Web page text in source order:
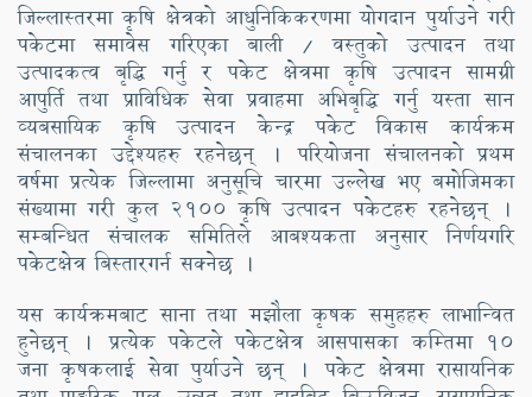
जिल्लास्तरमा कृषि क्षेत्रको आधुनिकिकरणमा योगदान पुर्याउने गरी
पकेटमा समावेस गरिएका बाली / वस्तुको उत्पादन तथा
उत्पादकत्व बृद्धि गर्नु र पकेट क्षेत्रमा कृषि उत्पादन सामग्री
आपुर्ति तथा प्राविधिक सेवा प्रवाहमा अभिबृद्धि गर्नु यस्ता सान
व्यबसायिक कृषि उत्पादन केन्द्र पकेट विकास कार्यक्रम
संचालनका उद्देश्यहरु रहनेछन् । परियोजना संचालनको प्रथम
वर्षमा प्रत्येक जिल्लामा अनुसूचि चारमा उल्लेख भए बमोजिमका
संख्यामा गरी कुल २१०० कृषि उत्पादन पकेटहरु रहनेछन् ।
सम्बन्धित संचालक समितिले आबश्यकता अनुसार निर्णयगरि
पकेटक्षेत्र बिस्तारगर्न सक्नेछ ।
यस कार्यक्रमबाट साना तथा मझौला कृषक समुहहरु लाभान्वित
हुनेछन् । प्रत्येक पकेटले पकेटक्षेत्र आसपासका कम्तिमा १०
जना कृषकलाई सेवा पुर्याउने छन् । पकेट क्षेत्रमा रासायनिक